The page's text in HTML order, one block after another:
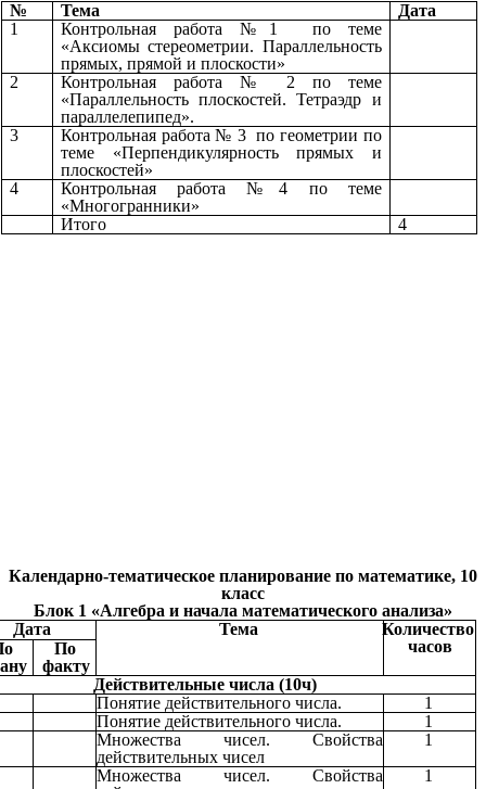
№
Тема
Дата
1
Контрольная работа №1 по теме
«Аксиомы стереометрии. Параллельность
прямых, прямой и плоскости»
2
Контрольная работа № 2 по теме
«Параллельность плоскостей. Тетраэдр и
параллелепипед».
3
Контрольная работа № 3 по геометрии по
теме «Перпендикулярность прямых и
плоскостей»
4
Контрольная работа №4 по теме
«Многогранники»
Итого
4
Календарно-тематическое планирование по математике, 10
класс
Блок 1 «Алгебра и начала математического анализа»
Дата
Тема
Количество
часов
По
факту
Действительные числа (10ч)
Понятие действительного числа.
1
Понятие действительного числа.
1
Множества чисел. Свойства
действительных чисел
1
Множества чисел. Свойства
1